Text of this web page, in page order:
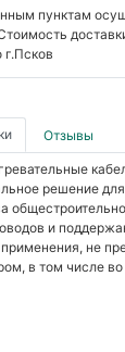
пунктам
г.Псков
Отзывы
решение
и
не
в том числе